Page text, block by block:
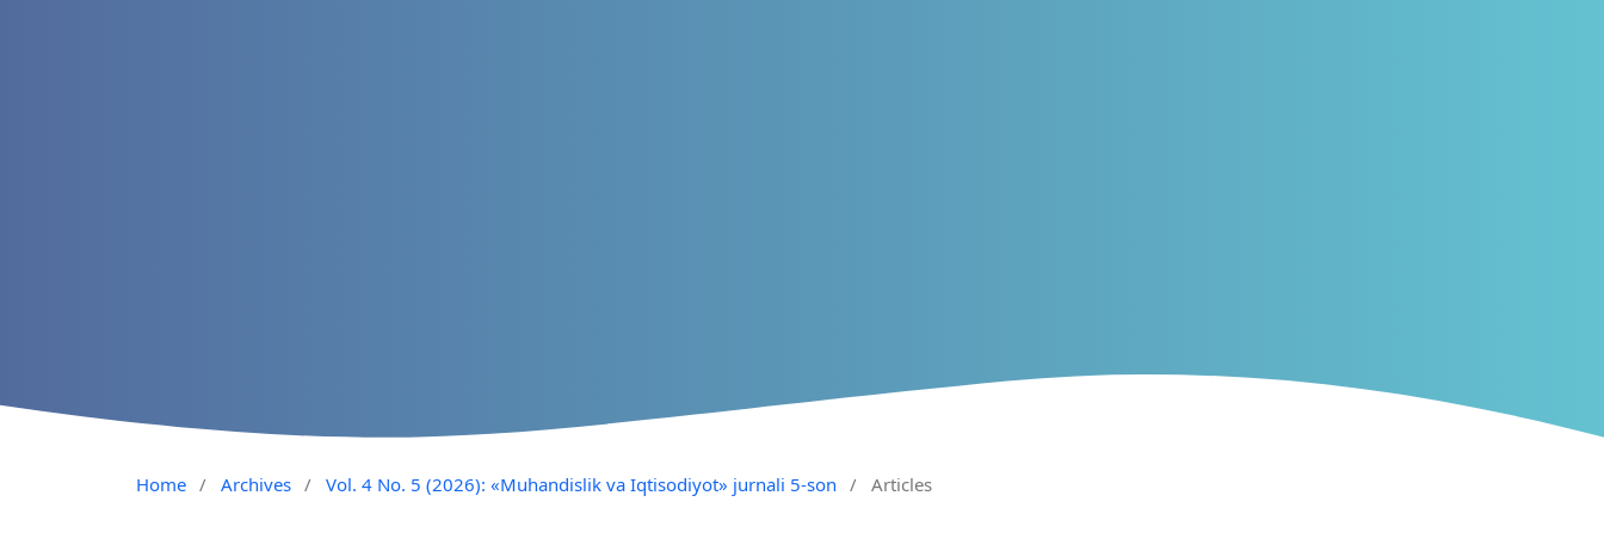
Home / Archives / Vol. 4 No. 5 (2026): «Muhandislik va Iqtisodiyot» jurnali 5-son / Articles